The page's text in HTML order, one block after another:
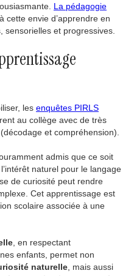
La pédagogie
cette envie d’apprendre en
sensorielles et progressives.
les enquêtes PIRLS
au collège avec de très
et compréhension).
admis que ce soit
naturel pour le langage
de curiosité peut rendre
Cet apprentissage est
scolaire associée à une
, en respectant
enfants, permet non
naturelle , mais aussi